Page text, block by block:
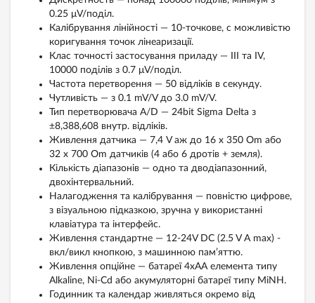
0.25 μV/поділ.
Калібрування лінійності — 10-точкове, c можливістю
коригування точок лінеаризації.
Клас точності застосування приладу — III та IV,
10000 поділів з 0.7 μV/поділ.
Частота перетворення — 50 відліків в секунду.
Чутливість — з 0.1 mV/V до 3.0 mV/V.
Тип перетворювача A/D — 24bit Sigma Delta з
±8,388,608 внутр. відліків.
Живлення датчика — 7,4 V аж до 16 x 350 Оm або
32 x 700 Оm датчиків (4 або 6 дротів + земля).
Кількість діапазонів — одно та дводіапазонний,
двохінтервальний.
Налагодження та калібрування — повністю цифрове,
з візуальною підказкою, зручна у використанні
клавіатура та інтерфейс.
Живлення стандартне — 12-24V DC (2.5 V A max) -
вкл/викл кнопкою, з машинною пам’яттю.
Живлення опційне — батареї 4xAA елемента типу
Alkaline, Ni-Cd або акумуляторні батареї типу MiNH.
Годинник та календар живляться окремо від